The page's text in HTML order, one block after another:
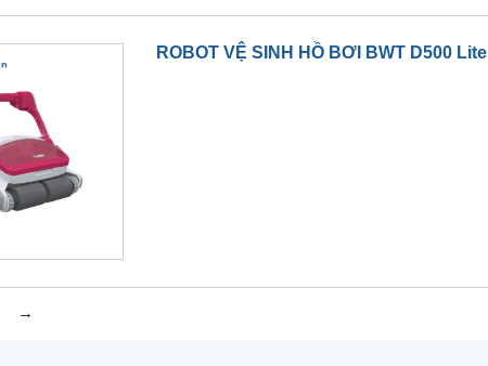
ROBOT VỆ SINH HỒ BƠI BWT D500 Lite
→